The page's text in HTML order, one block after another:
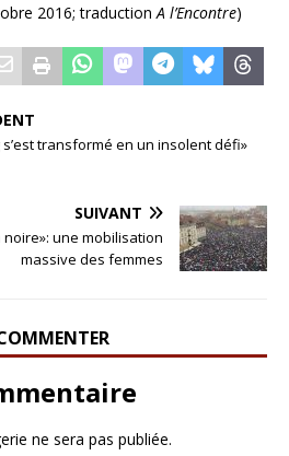
2016; traduction A l’Encontre)
s’est transformé en un insolent défi»
SUIVANT
une mobilisation
massive des femmes
ne sera pas publiée.